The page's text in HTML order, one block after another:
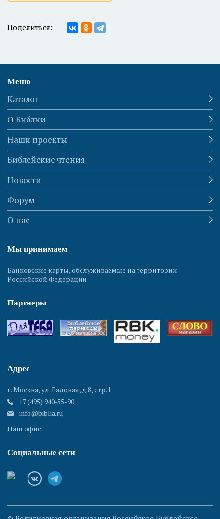
Поделиться:
Меню
Каталог
О Библии
Наши проекты
Библейские чтения
Новости
Форум
О нас
Мы принимаем
Банковские карты, обслуживаемые на территории
Российской Федерации
Партнеры
Адрес
г. Москва, ул. Валовая, д.8, стр.1
+7 (495) 940-55-90
info@biblia.ru
Наш офис
Социальные сети